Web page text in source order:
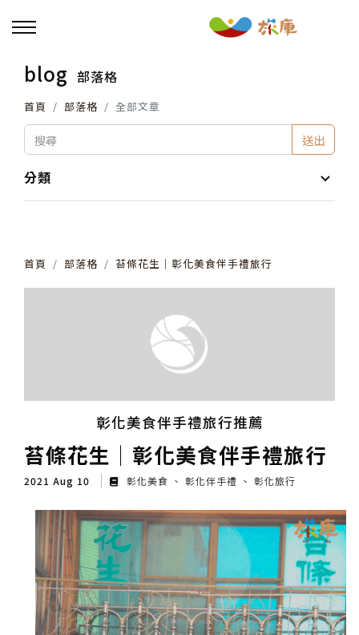
回主選單
活動報名
小旅行及主題導覽
其他活動
blog 部落格
首頁 部落格 全部文章
送出
分類
首頁 部落格 苔條花生│彰化美食伴手禮旅行
彰化美食伴手禮旅行推薦
苔條花生│彰化美食伴手禮旅行
2021 Aug 10 彰化美食 彰化伴手禮 彰化旅行